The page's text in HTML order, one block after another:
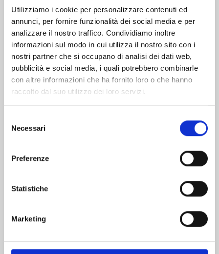
Utilizziamo i cookie per personalizzare contenuti ed
annunci, per fornire funzionalità dei social media e per
analizzare il nostro traffico. Condividiamo inoltre
informazioni sul modo in cui utilizza il nostro sito con i
nostri partner che si occupano di analisi dei dati web,
pubblicità e social media, i quali potrebbero combinarle
con altre informazioni che ha fornito loro o che hanno
raccolto dal suo utilizzo dei loro servizi.
delNecessari
Preferenze
Statistiche
Marketing
Altri volumi della serie